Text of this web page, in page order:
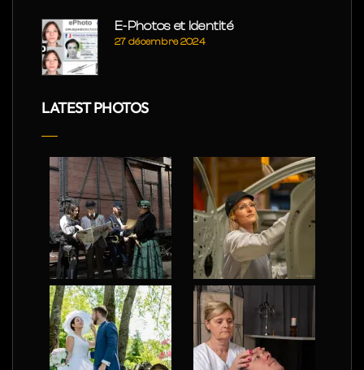
E-Photos et Identité
27 décembre 2024
LATEST PHOTOS